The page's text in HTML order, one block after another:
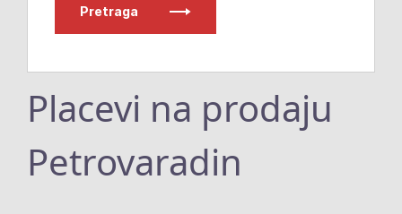
Pretraga
Placevi na prodaju
Petrovaradin